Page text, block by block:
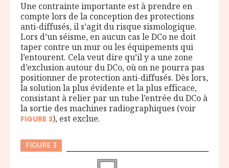
Une contrainte importante est à prendre en
compte lors de la conception des protections
anti-diffusés, il s’agit du risque sismologique.
Lors d’un séisme, en aucun cas le DCo ne doit
taper contre un mur ou les équipements qui
l’entourent. Cela veut dire qu’il y a une zone
d’exclusion autour du DCo, où on ne pourra pas
positionner de protection anti-diffusés. Dès lors,
la solution la plus évidente et la plus efficace,
consistant à relier par un tube l’entrée du DCo à
la sortie des machines radiographiques (voir
FIGURE 3), est exclue.
FIGURE 3